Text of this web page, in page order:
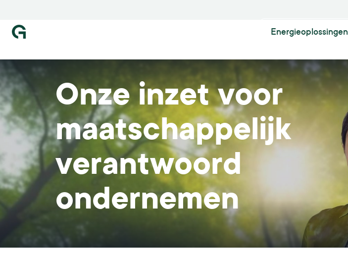
Ga naar homepage
Energieoplossingen
Zonneparken
Zonnepanelen op grond
Drijvende zonneparken
Agri-pv
Onze inzet voor
maatschappelijk
verantwoord
ondernemen